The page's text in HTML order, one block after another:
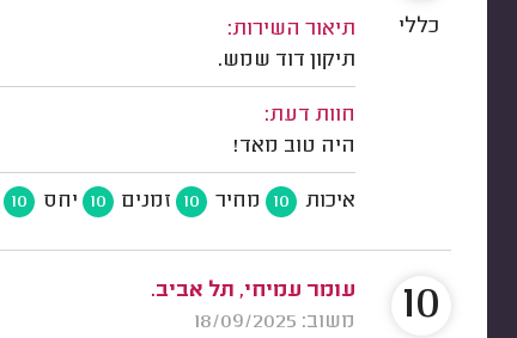
תיאור השירות:
תיקון דוד שמש.
חוות דעת:
היה טוב מאד!
איכות 10 מחיר 10 זמנים 10 יחס 10
כללי
עומר עמיחי, תל אביב.
משוב: 18/09/2025
10